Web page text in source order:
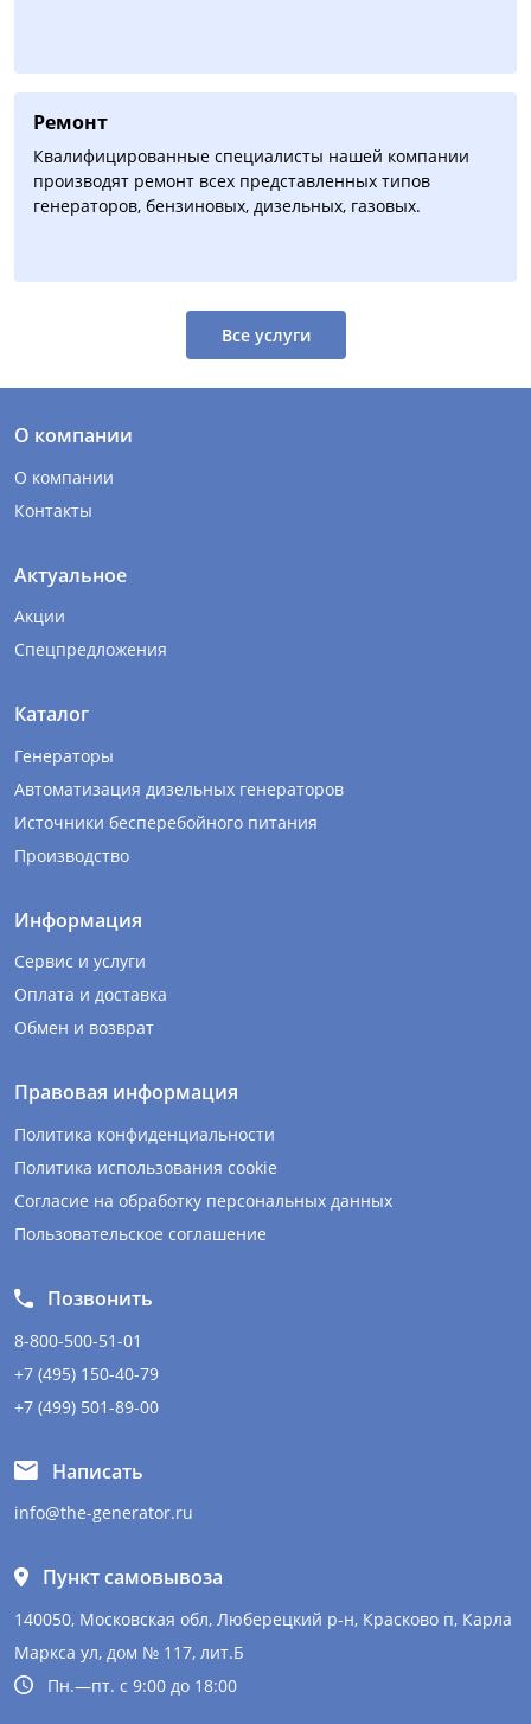
Ремонт
Квалифицированные специалисты нашей компании
производят ремонт всех представленных типов
генераторов, бензиновых, дизельных, газовых.
Все услуги
О компании
О компании
Контакты
Актуальное
Акции
Спецпредложения
Каталог
Генераторы
Автоматизация дизельных генераторов
Источники бесперебойного питания
Производство
Информация
Сервис и услуги
Оплата и доставка
Обмен и возврат
Правовая информация
Политика конфиденциальности
Политика использования cookie
Согласие на обработку персональных данных
Пользовательское соглашение
Позвонить
8-800-500-51-01
+7 (495) 150-40-79
+7 (499) 501-89-00
Написать
info@the-generator.ru
Пункт самовывоза
140050, Московская обл, Люберецкий р-н, Красково п, Карла
Маркса ул, дом № 117, лит.Б
Пн.—пт. с 9:00 до 18:00